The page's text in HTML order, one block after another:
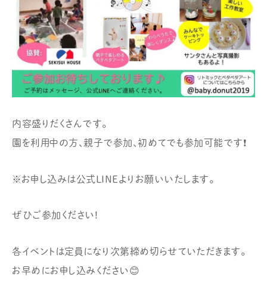
内容盛りだくさんです。
園を利用中の方、親子で参加、初めてでも参加可能です❗️
※お申し込みは公式LINEよりお願いいたします。
ぜひご参加ください!
各イベントは定員になり次第締め切らせていただきます。
お早めにお申し込みください😊